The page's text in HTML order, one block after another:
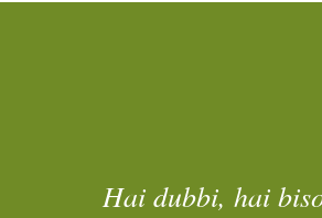
Hai dubbi, hai